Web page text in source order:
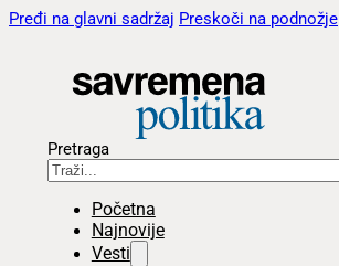
Pređi na glavni sadržaj Preskoči na podnožje
Pretraga
Početna
Najnovije
Vesti